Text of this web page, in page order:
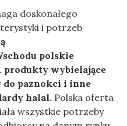
doskonałego
i potrzeb
polskie
produkty wybielające
do paznokci i inne
halal. Polska oferta
wszystkie potrzeby